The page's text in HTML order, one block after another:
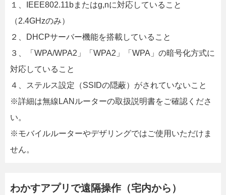
１、IEEE802.11bまたはg,nに対応していること
（2.4GHzのみ）
２、DHCPサーバー機能を搭載していること
３、「WPA/WPA2」「WPA2」「WPA」の暗号化方式に
対応していること
４、ステルス設定（SSIDの隠蔽）がされていないこと
※詳細は無線LANルーターの取扱説明書をご確認くださ
い。
※モバイルルーターやデザリングではご使用いただけま
せん。
わかすアプリで遠隔操作（宅内から）